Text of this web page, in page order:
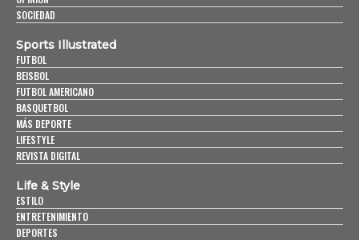
SOCIEDAD
Sports Illustrated
FUTBOL
BEISBOL
FUTBOL AMERICANO
BASQUETBOL
MÁS DEPORTE
LIFESTYLE
REVISTA DIGITAL
Life & Style
ESTILO
ENTRETENIMIENTO
DEPORTES